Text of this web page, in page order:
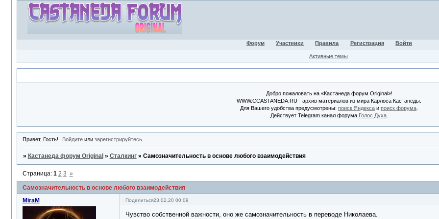
Форум Участники Правила Регистрация Войти
Активные темы
Добро пожаловать на «Кастанеда форум Original»!
WWW.CCASTANEDA.RU - архив материалов из мира Карлоса Кастанеды.
Для Вашего удобства предусмотрены:поиск Яндекса ипоиск форума
Действует Telegram канал форума Голос Духа.
Привет, Гость! Войдите илизарегистрируйтесь
» Кастанеда форум Original » Сталкинг » Самозначительность в основе любого взаимодействия
Самозначительность в основе любого взаимодействия
Страница: 1 2 3 »
Поделиться23.02.20 00:09
MiraM
Чувство собственной важности, оно же самозначительность в переводе Николаева.